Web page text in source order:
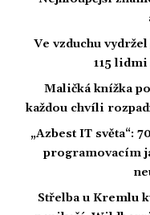
Ve vzduchu
115
Maličká knížka
každou chvíli
„Azbest IT světa“:
programovacím
Střelba u Kremlu